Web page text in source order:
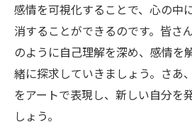
感情を可視化することで、心の中
消することができるのです。皆さ
のように自己理解を深め、感情を
緒に探求していきましょう。さあ
をアートで表現し、新しい自分を
しょう。